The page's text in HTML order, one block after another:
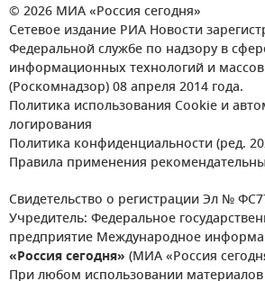
© 2026 МИА «Россия сегодня»
Сетевое издание РИА Новости
Федеральной службе по надзору в
информационных технологий и
(Роскомнадзор) 08 апреля 2014 года.
Политика использования Cookie и
логирования
Политика конфиденциальности (ред.
Правила применения
Свидетельство о регистрации Эл №
Учредитель: Федеральное
предприятие Международное
«Россия сегодня» (МИА «Россия
При любом использовании материалов